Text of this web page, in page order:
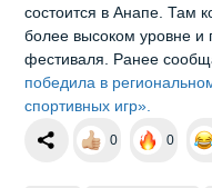
состоится в Анапе. Там
более высоком уровне и
фестиваля. Ранее
победила в
спортивных игр».
0 0